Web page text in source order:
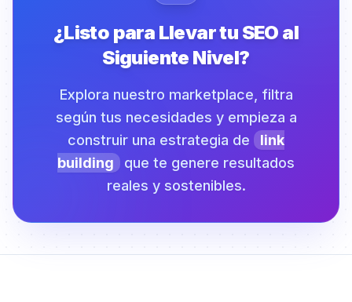
¿Listo para Llevar tu SEO al
Siguiente Nivel?
Explora nuestro marketplace, filtra
según tus necesidades y empieza a
construir una estrategia de
link
building
que te genere resultados
reales y sostenibles.